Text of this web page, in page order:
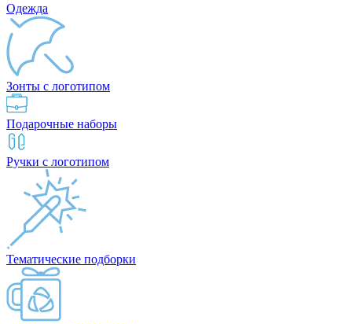
Одежда
Зонты с логотипом
Подарочные наборы
Ручки с логотипом
Тематические подборки